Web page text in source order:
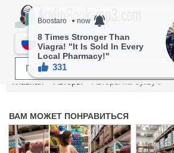
RU
Главная Авторы Авторы на букву У